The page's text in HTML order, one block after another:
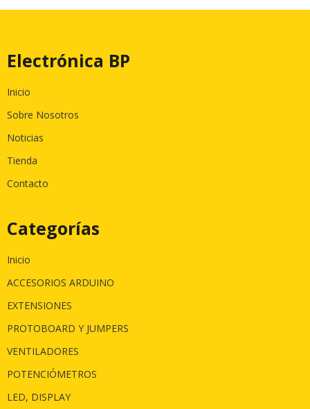
Electrónica BP
Inicio
Sobre Nosotros
Noticias
Tienda
Contacto
Categorías
Inicio
ACCESORIOS ARDUINO
EXTENSIONES
PROTOBOARD Y JUMPERS
VENTILADORES
POTENCIÓMETROS
LED, DISPLAY